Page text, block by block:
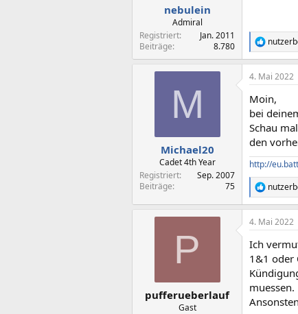
nebulein
Admiral
Registriert
Jan. 2011
Beiträge
8.780
R
e
a
k
i
o
e
n
:
M
Michael20
Cadet 4th Year
Registriert
Sep. 2007
Beiträge
75
4. Mai 2022
Moin,
bei
Schau
den
http://
R
e
a
k
i
o
n
e
n
:
P
pufferueberlauf
Gast
4. Mai 2022
Ich
1&1 oder
muessen.